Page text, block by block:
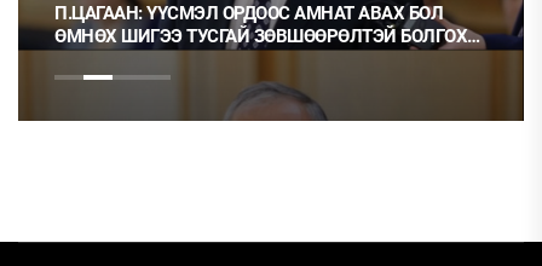
П.ЦАГААН: ҮҮСМЭЛ ОРДООС АМНАТ АВАХ БОЛ
ӨМНӨХ ШИГЭЭ ТУСГАЙ ЗӨВШӨӨРӨЛТЭЙ БОЛГОХ